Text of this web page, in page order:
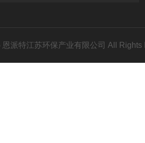
恩派特江苏环保产业有限公司 All